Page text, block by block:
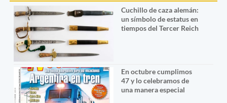
Cuchillo de caza alemán:
un símbolo de estatus en
tiempos del Tercer Reich
En octubre cumplimos
47 y lo celebramos de
una manera especial